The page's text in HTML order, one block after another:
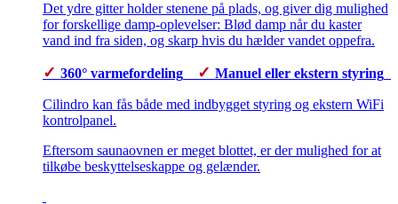
Det ydre gitter holder stenene på plads, og giver dig mulighed
for forskellige damp-oplevelser: Blød damp når du kaster
vand ind fra siden, og skarp hvis du hælder vandet oppefra.
✓ 360° varmefordeling ✓ Manuel eller ekstern styring
Cilindro kan fås både med indbygget styring og ekstern WiFi
kontrolpanel.
Eftersom saunaovnen er meget blottet, er der mulighed for at
tilkøbe beskyttelseskappe og gelænder.